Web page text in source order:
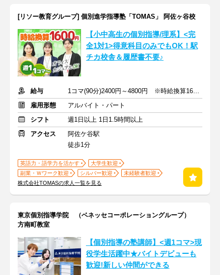
[リソー教育グループ] 個別進学指導塾「TOMAS」 阿佐ヶ谷校
【小中高生の個別指導/理系】<完
全1対1>得意科目のみでもOK！駅
チカ校舎＆履歴書不要♪
給与
1コマ(90分)2400円～4800円 ※時給換算1600円～3200円
雇用形態
アルバイト・パート
シフト
週1日以上 1日1.5時間以上
アクセス
阿佐ケ谷駅
徒歩1分
英語力・語学力を活かす
大学生歓迎
副業・Ｗワーク歓迎
シルバー歓迎
未経験者歓迎
株式会社TOMASの求人一覧を見る
東京個別指導学院 （ベネッセコーポレーショングループ）
方南町教室
【個別指導の塾講師】<週1コマ>現
役学生活躍中★バイトデビューも
歓迎!新しい仲間ができる